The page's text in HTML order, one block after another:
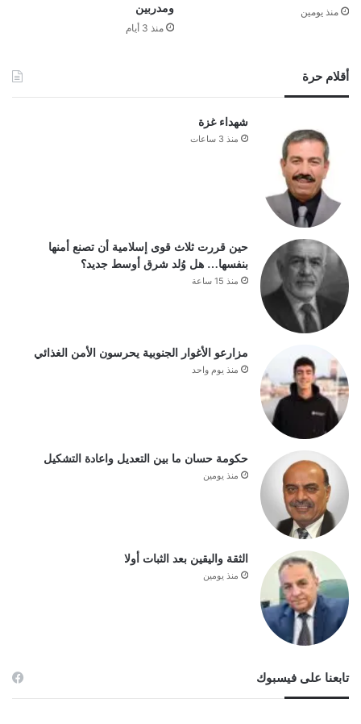
منذ يومين
ومدربين
منذ 3 أيام
أقلام حرة
شهداء غزة
منذ 3 ساعات
حين قررت ثلاث قوى إسلامية أن تصنع أمنها
بنفسها… هل وُلد شرق أوسط جديد؟
منذ 15 ساعة
مزارعو الأغوار الجنوبية يحرسون الأمن الغذائي
منذ يوم واحد
حكومة حسان ما بين التعديل واعادة التشكيل
منذ يومين
الثقة واليقين بعد الثبات أولا
منذ يومين
تابعنا على فيسبوك